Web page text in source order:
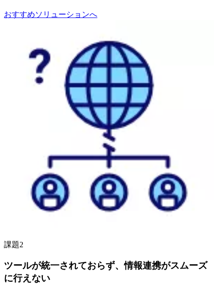
おすすめソリューションへ
課題2
ツールが統一されておらず、情報連携がスムーズ
に行えない